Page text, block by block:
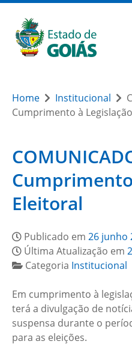
Home Institucional
Cumprimento à
Eleitoral
Publicado em 26 junho
Última Atualização em
Categoria Institucional
Em cumprimento à
terá a divulgação de
suspensa durante o
para as eleições.